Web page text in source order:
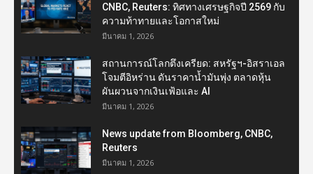
CNBC, Reuters: ทิศทางเศรษฐกิจปี 2569 กับ
ความท้าทายและโอกาสใหม่
มีนาคม 1, 2026
สถานการณ์โลกตึงเครียด: สหรัฐฯ-อิสราเอล
โจมตีอิหร่าน ดันราคาน้ำมันพุ่ง ตลาดหุ้น
ผันผวนจากเงินเฟ้อและ AI
มีนาคม 1, 2026
News update from Bloomberg, CNBC,
Reuters
มีนาคม 1, 2026